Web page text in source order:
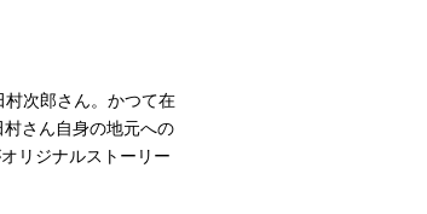
村次郎さん。かつて在
さん自身の地元への
リジナルストーリー